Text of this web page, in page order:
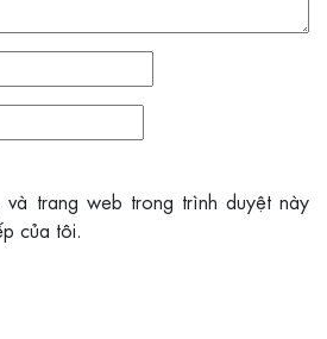
và trang web trong trình duyệt này
của tôi.